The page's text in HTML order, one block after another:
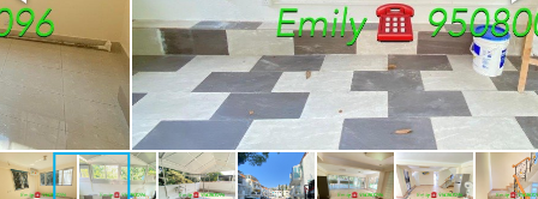
標準2100呎村屋
元朗 標準2100呎村屋 4房4套